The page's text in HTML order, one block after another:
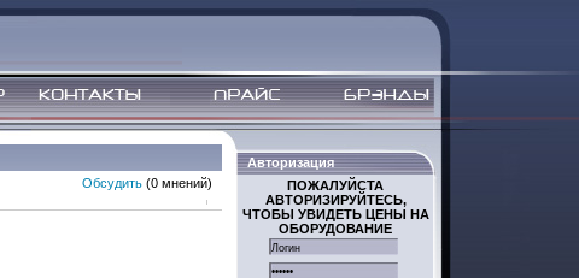
Обсудить (0 мнений)
Авторизация
ПОЖАЛУЙСТА
АВТОРИЗИРУЙТЕСЬ,
ЧТОБЫ УВИДЕТЬ ЦЕНЫ НА
ОБОРУДОВАНИЕ